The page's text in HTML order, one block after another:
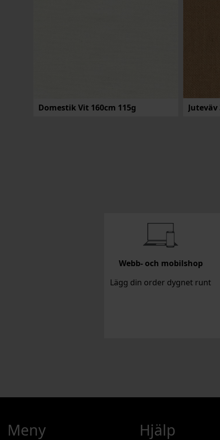
Domestik Vit 160cm 115g Juteväv
Webb- och mobilshop
Lägg din order dygnet runt
Meny Hjälp